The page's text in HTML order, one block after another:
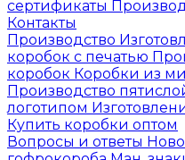
сертификаты
Контакты
Производство
коробок с печатью
коробок Коробки из
Производство
логотипом
Купить коробки оптом
Вопросы и ответы